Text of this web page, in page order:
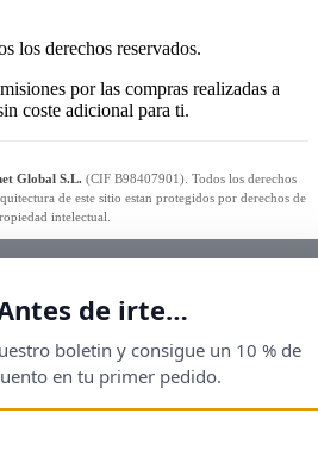
los derechos reservados.
por las compras realizadas a
coste adicional para ti.
Global S.L. (CIF B98407901). Todos los derechos
de este sitio estan protegidos por derechos de
intelectual.
de irte…
boletin y consigue un 10 % de
en tu primer pedido.